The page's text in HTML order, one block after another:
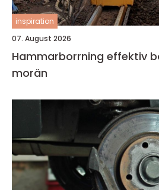
inspiration
07. August 2026
Hammarborrning effektiv borrning i berg och
morän